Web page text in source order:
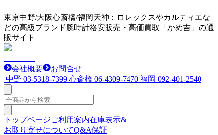
東京中野/大阪心斎橋/福岡天神：ロレックスやカルティエな
どの高級ブランド腕時計格安販売・高価買取「かめ吉」の通
販サイト
会社概要
お問合せ
中野 03-5318-7399 心斎橋 06-4309-7470 福岡 092-401-2540
トップページご利用案内在庫表示&
お取り寄せについてQ&A保証